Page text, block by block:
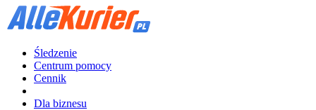
Śledzenie
Centrum pomocy
Cennik
Dla biznesu